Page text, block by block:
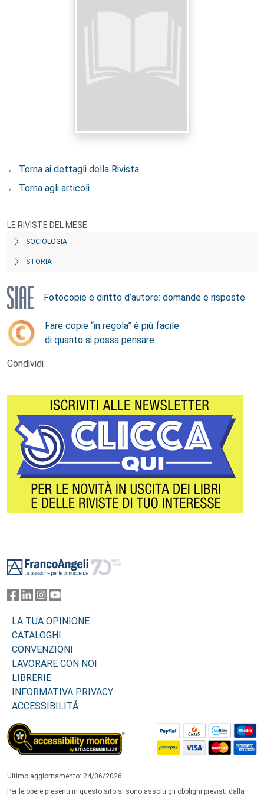
← Torna ai dettagli della Rivista
← Torna agli articoli
LE RIVISTE DEL MESE
SOCIOLOGIA
STORIA
Fotocopie e diritto d’autore: domande e risposte
Fare copie “in regola” è più facile
di quanto si possa pensare
Condividi :
LA TUA OPINIONE
CATALOGHI
CONVENZIONI
LAVORARE CON NOI
LIBRERIE
INFORMATIVA PRIVACY
ACCESSIBILITÁ
Ultimo aggiornamento: 24/06/2026
Per le opere presenti in questo sito si sono assolti gli obblighi previsti dalla